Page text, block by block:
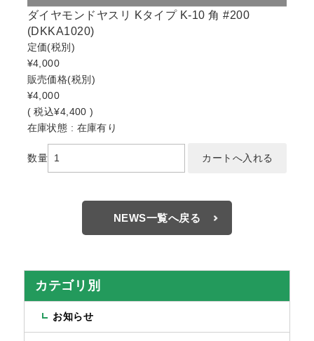
ダイヤモンドヤスリ Kタイプ K-10 角 #200
(DKKA1020)
定価(税別)
¥4,000
販売価格(税別)
¥4,000
(税込¥4,400 )
在庫状態 : 在庫有り
数量
NEWS一覧へ戻る
カテゴリ別
お知らせ